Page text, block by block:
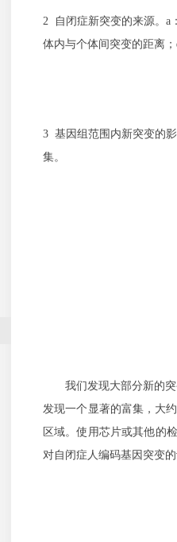
2 自闭症新突变的来源。a
体内与个体间突变的距离；
3 基因组范围内新突变的
集。
我们发现大部分新的突
发现一个显著的富集，大
区域。使用芯片或其他的
对自闭症人编码基因突变的